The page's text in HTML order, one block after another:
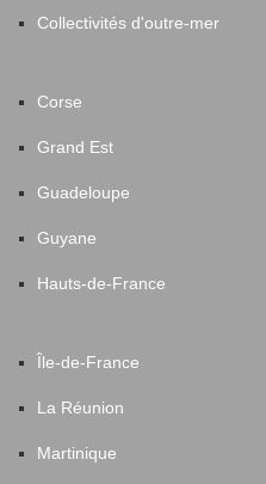
Collectivités d'outre-mer
Corse
Grand Est
Guadeloupe
Guyane
Hauts-de-France
Île-de-France
La Réunion
Martinique